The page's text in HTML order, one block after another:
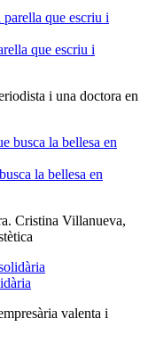
que escriu i
i una doctora en
la bellesa en
Cristina Villanueva,
valenta i